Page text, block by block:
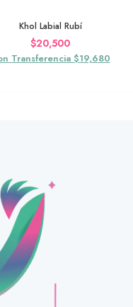
Khol Labial Rubí
$20,500
Transferencia $19,680